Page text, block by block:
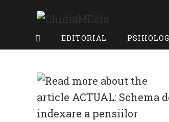
EDITORIAL PSIHOLOG